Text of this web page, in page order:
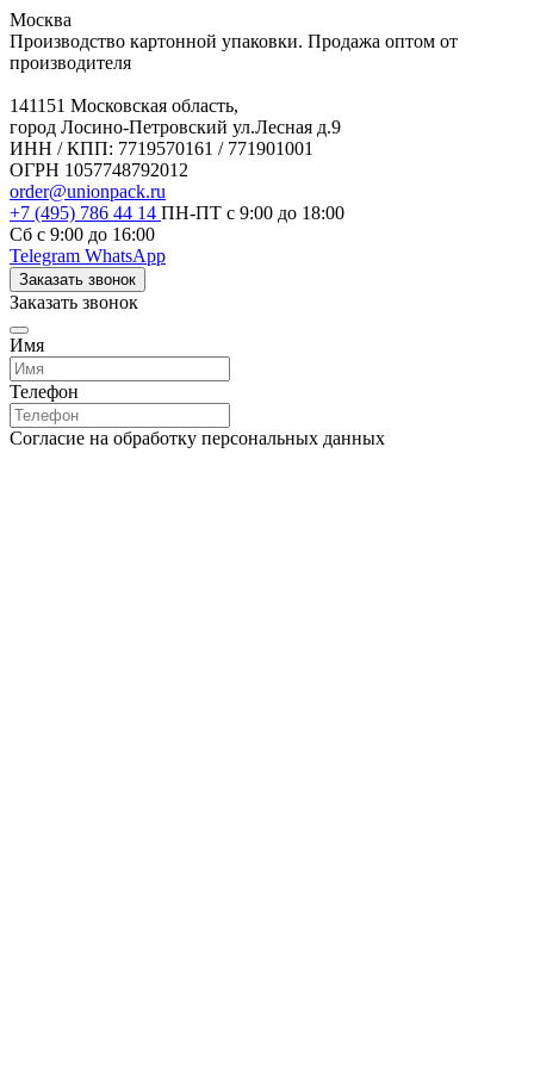
Москва
Производство картонной упаковки. Продажа оптом от
производителя
141151 Московская область,
город Лосино-Петровский ул.Лесная д.9
ИНН / КПП: 7719570161 / 771901001
ОГРН 1057748792012
order@unionpack.ru
+7 (495) 786 44 14 ПН-ПТ с 9:00 до 18:00
Сб с 9:00 до 16:00
Telegram WhatsApp
Заказать звонок
Заказать звонок
Имя
Телефон
Согласие на обработку персональных данных